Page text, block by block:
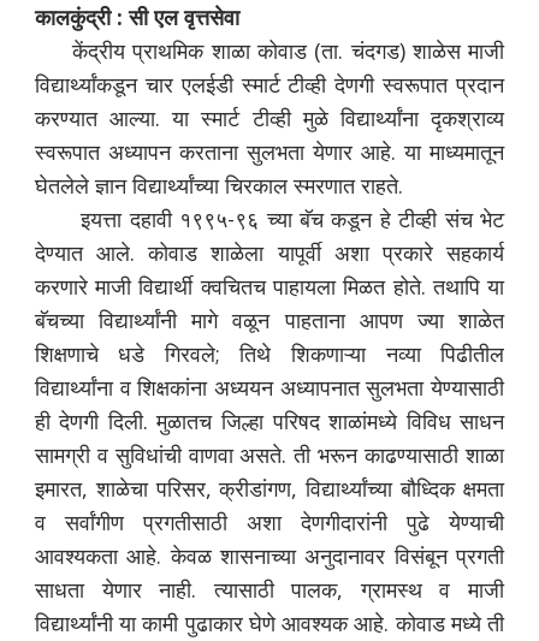
कालकुंद्री : सी एल वृत्तसेवा
केंद्रीय प्राथमिक शाळा कोवाड (ता. चंदगड) शाळेस माजी
विद्यार्थ्यांकडून चार एलईडी स्मार्ट टीव्ही देणगी स्वरूपात प्रदान
करण्यात आल्या. या स्मार्ट टीव्ही मुळे विद्यार्थ्यांना दृकश्राव्य
स्वरूपात अध्यापन करताना सुलभता येणार आहे. या माध्यमातून
घेतलेले ज्ञान विद्यार्थ्यांच्या चिरकाल स्मरणात राहते.
इयत्ता दहावी १९९५-९६ च्या बॅच कडून हे टीव्ही संच भेट
देण्यात आले. कोवाड शाळेला यापूर्वी अशा प्रकारे सहकार्य
करणारे माजी विद्यार्थी क्वचितच पाहायला मिळत होते. तथापि या
बॅचच्या विद्यार्थ्यांनी मागे वळून पाहताना आपण ज्या शाळेत
शिक्षणाचे धडे गिरवले; तिथे शिकणाऱ्या नव्या पिढीतील
विद्यार्थ्यांना व शिक्षकांना अध्ययन अध्यापनात सुलभता येण्यासाठी
ही देणगी दिली. मुळातच जिल्हा परिषद शाळांमध्ये विविध साधन
सामग्री व सुविधांची वाणवा असते. ती भरून काढण्यासाठी शाळा
इमारत, शाळेचा परिसर, क्रीडांगण, विद्यार्थ्यांच्या बौध्दिक क्षमता
व सर्वांगीण प्रगतीसाठी अशा देणगीदारांनी पुढे येण्याची
आवश्यकता आहे. केवळ शासनाच्या अनुदानावर विसंबून प्रगती
साधता येणार नाही. त्यासाठी पालक, ग्रामस्थ व माजी
विद्यार्थ्यांनी या कामी पुढाकार घेणे आवश्यक आहे. कोवाड मध्ये ती